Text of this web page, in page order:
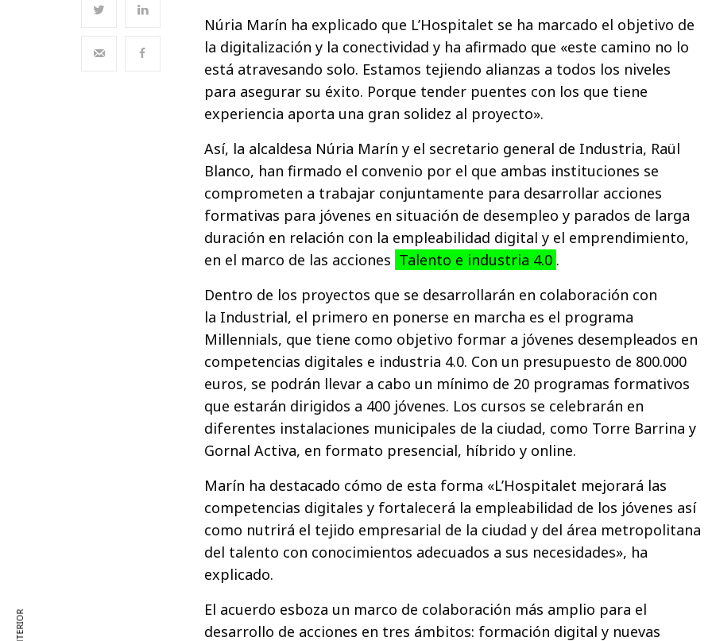
Núria Marín ha explicado que L’Hospitalet se ha marcado el objetivo de
la digitalización y la conectividad y ha afirmado que «este camino no lo
está atravesando solo. Estamos tejiendo alianzas a todos los niveles
para asegurar su éxito. Porque tender puentes con los que tiene
experiencia aporta una gran solidez al proyecto».
Así, la alcaldesa Núria Marín y el secretario general de Industria, Raül
Blanco, han firmado el convenio por el que ambas instituciones se
comprometen a trabajar conjuntamente para desarrollar acciones
formativas para jóvenes en situación de desempleo y parados de larga
duración en relación con la empleabilidad digital y el emprendimiento,
en el marco de las acciones Talento e industria 4.0 .
Dentro de los proyectos que se desarrollarán en colaboración con
la Industrial, el primero en ponerse en marcha es el programa
Millennials, que tiene como objetivo formar a jóvenes desempleados en
competencias digitales e industria 4.0. Con un presupuesto de 800.000
euros, se podrán llevar a cabo un mínimo de 20 programas formativos
que estarán dirigidos a 400 jóvenes. Los cursos se celebrarán en
diferentes instalaciones municipales de la ciudad, como Torre Barrina y
Gornal Activa, en formato presencial, híbrido y online.
Marín ha destacado cómo de esta forma «L’Hospitalet mejorará las
competencias digitales y fortalecerá la empleabilidad de los jóvenes así
como nutrirá el tejido empresarial de la ciudad y del área metropolitana
del talento con conocimientos adecuados a sus necesidades», ha
explicado.
El acuerdo esboza un marco de colaboración más amplio para el
desarrollo de acciones en tres ámbitos: formación digital y nuevas